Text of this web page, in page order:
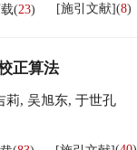
(23) [施引文献](8)
正算法
莉, 吴旭东, 于世孔